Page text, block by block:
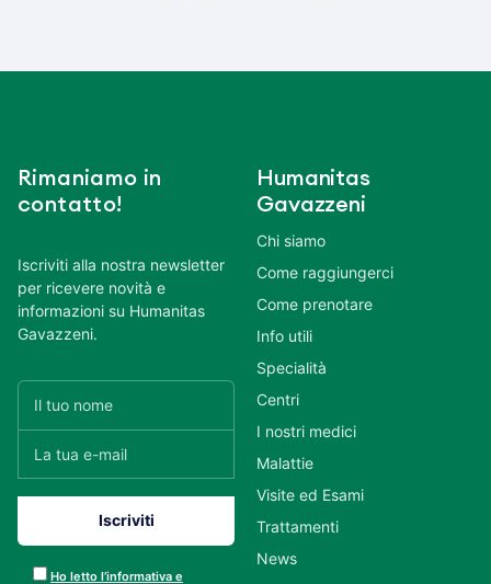
Rimaniamo in
contatto!
Iscriviti alla nostra newsletter
per ricevere novità e
informazioni su Humanitas
Gavazzeni.
Ho letto l’informativa e
Humanitas
Gavazzeni
Chi siamo
Come raggiungerci
Come prenotare
Info utili
Specialità
Centri
I nostri medici
Malattie
Visite ed Esami
Trattamenti
News